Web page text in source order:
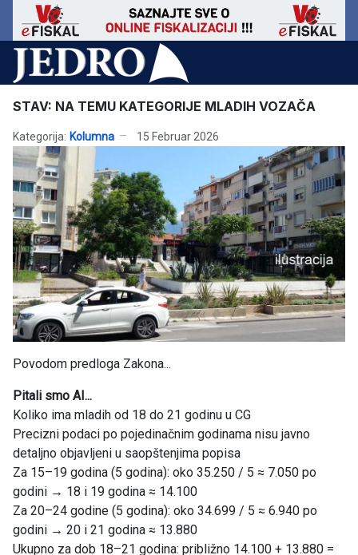
STAV: NA TEMU KATEGORIJE MLADIH VOZAČA
Kategorija: Kolumna 15 Februar 2026
Povodom predloga Zakona...
Pitali smo AI...
Koliko ima mladih od 18 do 21 godinu u CG
Precizni podaci po pojedinačnim godinama nisu javno
detaljno objavljeni u saopštenjima popisa
Za 15–19 godina (5 godina): oko 35.250 / 5 ≈ 7.050 po
godini → 18 i 19 godina ≈ 14.100
Za 20–24 godine (5 godina): oko 34.699 / 5 ≈ 6.940 po
godini → 20 i 21 godina ≈ 13.880
Ukupno za dob 18–21 godina: približno 14.100 + 13.880 =